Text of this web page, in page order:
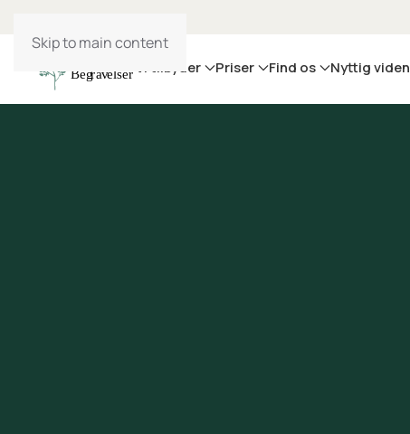
Skip to main content
Vi tilbyder Priser Find os Nyttig viden